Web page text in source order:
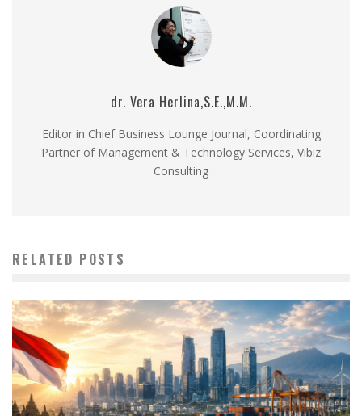
dr. Vera Herlina,S.E.,M.M.
Editor in Chief Business Lounge Journal, Coordinating
Partner of Management & Technology Services, Vibiz
Consulting
RELATED POSTS